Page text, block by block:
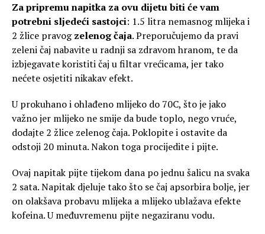
Za pripremu napitka za ovu dijetu biti će vam
potrebni sljedeći sastojci: 1.5 litra nemasnog mlijeka i
2 žlice pravogzelenog čaja. Preporučujemo da pravi
zeleni čaj nabavite u radnji sa zdravom hranom, te da
izbjegavate koristiti čaj u filtar vrećicama, jer tako
nećete osjetiti nikakav efekt.
U prokuhano i ohlađeno mlijeko do 70C, što je jako
važno jer mlijeko ne smije da bude toplo, nego vruće,
dodajte 2 žlice zelenog čaja. Poklopite i ostavite da
odstoji 20 minuta. Nakon toga procijedite i pijte.
Ovaj napitak pijte tijekom dana po jednu šalicu na svaka
2 sata. Napitak djeluje tako što se čaj apsorbira bolje, jer
on olakšava probavu mlijeka a mlijeko ublažava efekte
kofeina. U međuvremenu pijte negaziranu vodu.